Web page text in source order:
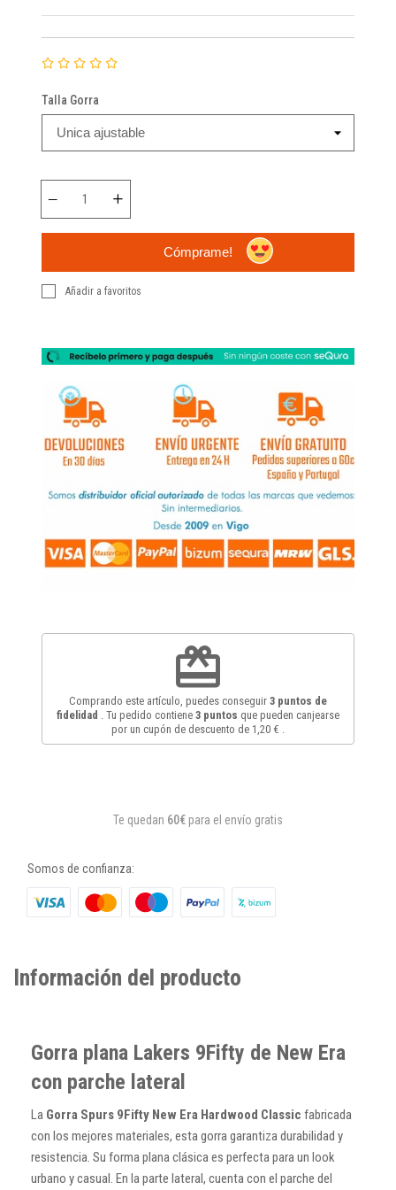
Talla Gorra
Cómprame!
Añadir a favoritos
redeem
Comprando este artículo, puedes conseguir 3 puntos de
fidelidad
. Tu pedido contiene 3 puntos que pueden canjearse
por un cupón de descuento de 1,20 €
Te quedan 60€ para el envío gratis
Somos de confianza:
Información del producto
Gorra plana Lakers 9Fifty de New Era
con parche lateral
La Gorra Spurs 9Fifty New Era Hardwood Classic fabricada
con los mejores materiales, esta gorra garantiza durabilidad y
resistencia. Su forma plana clásica es perfecta para un look
urbano y casual. En la parte lateral, cuenta con el parche del